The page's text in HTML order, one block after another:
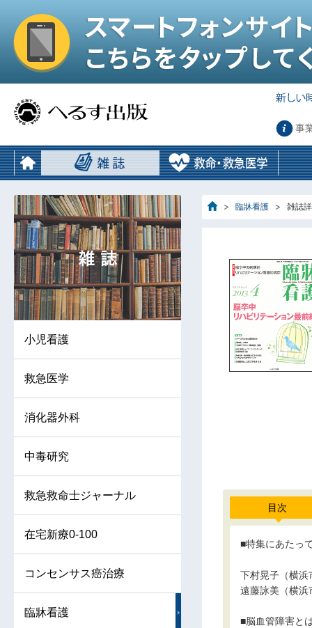
事
臨牀看護 雑誌
目次
■特集にあたっ
下村晃子（横浜
遠藤詠美（横浜
■脳血管障害と
小児看護
救急医学
消化器外科
中毒研究
救急救命士ジャーナル
在宅新療0-100
コンセンサス癌治療
臨牀看護